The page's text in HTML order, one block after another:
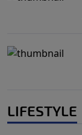
LIFESTYLE